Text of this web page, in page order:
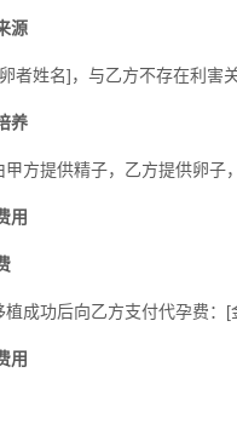
源
者姓名]，与乙方不存在利害关
养
方提供精子，乙方提供卵子
用
成功后向乙方支付代孕费：[
用